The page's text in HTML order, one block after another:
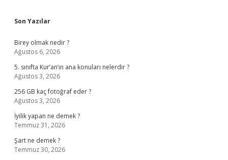
Sidebar
Son Yazılar
Birey olmak nedir ?
Ağustos 6, 2026
5. sınıfta Kur’an’ın ana konuları nelerdir ?
Ağustos 3, 2026
256 GB kaç fotoğraf eder ?
Ağustos 3, 2026
İyilik yapan ne demek ?
Temmuz 31, 2026
Şart ne demek ?
Temmuz 30, 2026